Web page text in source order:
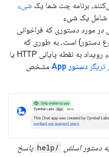
برنامه چت شما یک شیء
شامل یک شیء
در مورد دستوری که فراخوانی
دستور) است، به طوری که
بتوانید پاسخ مناسبی را برگردانید. شیء رویداد به نقطه پایانی HTTP یا
تریگر دستور App
مشخص
دستور اسلش /help
پاسخ